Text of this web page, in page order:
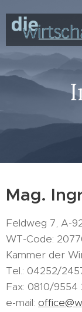
Mag.
Feldweg 7, A-
WT-Code:
Kammer der
Tel.: 04252/
Fax: 0810/9554
e-mail: